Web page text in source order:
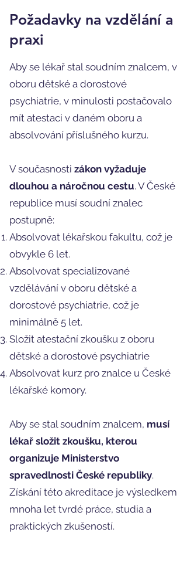
Požadavky na vzdělání a
praxi
Aby se lékař stal soudním znalcem, v
oboru dětské a dorostové
psychiatrie, v minulosti postačovalo
mít atestaci v daném oboru a
absolvování příslušného kurzu.
V současnosti zákon vyžaduje
dlouhou a náročnou cestu. V České
republice musí soudní znalec
postupně:
Absolvovat lékařskou fakultu, což je
obvykle 6 let.
Absolvovat specializované
vzdělávání v oboru dětské a
dorostové psychiatrie, což je
minimálně 5 let.
Složit atestační zkoušku z oboru
dětské a dorostové psychiatrie
Absolvovat kurz pro znalce u České
lékařské komory.
Aby se stal soudním znalcem, musí
lékař složit zkoušku, kterou
organizuje Ministerstvo
spravedlnosti České republiky.
Získání této akreditace je výsledkem
mnoha let tvrdé práce, studia a
praktických zkušeností.